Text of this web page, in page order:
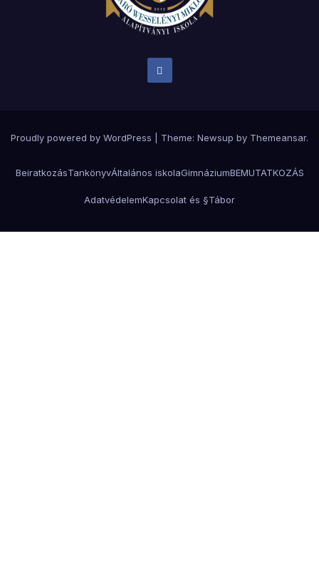
Proudly powered by WordPress Theme: Newsup by Themeansar.
BeiratkozásTankönyvÁltalános iskolaGimnáziumBEMUTATKOZÁS
AdatvédelemKapcsolat és §Tábor